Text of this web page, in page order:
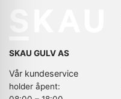
SKAU GULV AS
Vår kundeservice
holder åpent: